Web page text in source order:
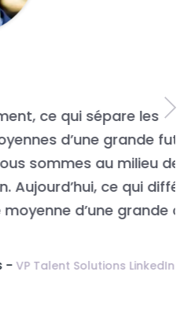
qui sépare les
d’une grande fut la
au milieu de la
ce qui différencie
d’une grande c’est le
Solutions LinkedIn.